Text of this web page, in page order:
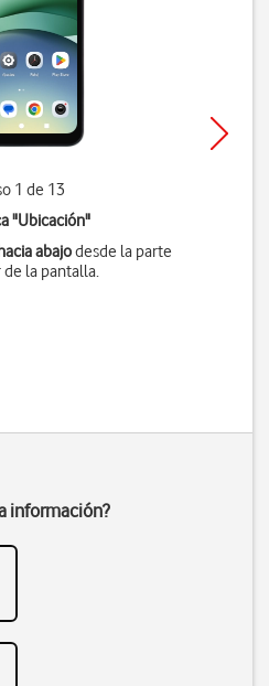
1 de 13
"Ubicación"
abajodesde la parte
la pantalla.
información?